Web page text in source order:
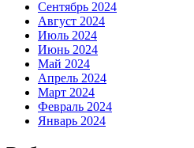
Сентябрь 2024
Август 2024
Июль 2024
Июнь 2024
Май 2024
Апрель 2024
Март 2024
Февраль 2024
Январь 2024